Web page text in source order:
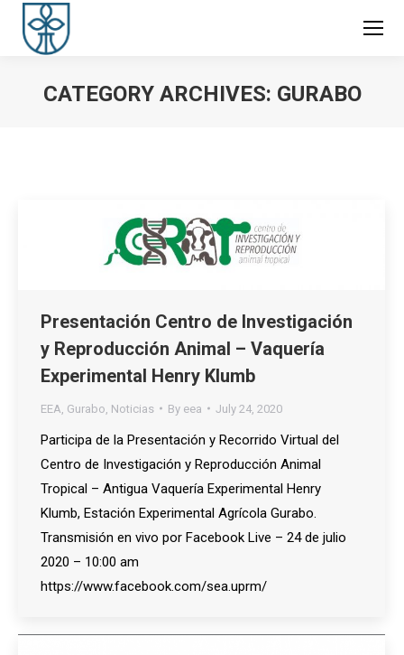
CATEGORY ARCHIVES: GURABO
Presentación Centro de Investigación
y Reproducción Animal – Vaquería
Experimental Henry Klumb
EEA Gurabo Noticias By eea July 24, 2020
Participa de la Presentación y Recorrido Virtual del
Centro de Investigación y Reproducción Animal
Tropical – Antigua Vaquería Experimental Henry
Klumb, Estación Experimental Agrícola Gurabo.
Transmisión en vivo por Facebook Live – 24 de julio
2020 – 10:00 am
https://www.facebook.com/sea.uprm/